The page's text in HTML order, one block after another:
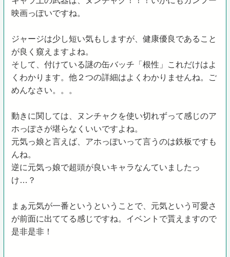
映画っぽいですね。
ジャージは少し短い気もしますが、健康優良であること
が良く窺えますよね。
そして、付けている謎の缶バッチ「根性」これだけはよ
くわかります。他２つの詳細はよくわかりませんね。ご
めんなさい。。。
動きに関しては、ヌンチャクを使い切れずって感じのア
ホっぽさが堪らなくいいですよね。
元気っ娘と言えば、アホっぽいって言うのは鉄板ですも
んね。
逆に元気っ娘で超頭が良いキャラなんていましたっ
け…？
まぁ元気が一番というということで、元気という可愛さ
が前面に出ててる感じですね。イベントで貰えますので
是非是非！